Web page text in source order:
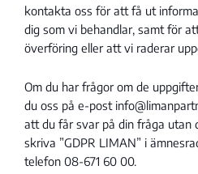
kontakta oss för att få ut
dig som vi behandlar, samt för
överföring eller att vi raderar
Om du har frågor om de
du oss på e-post
att du får svar på din fråga utan
skriva ”GDPR LIMAN” i
telefon 08-671 60 00.